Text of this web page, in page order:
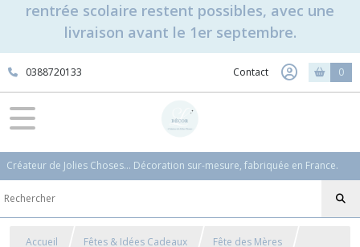
rentrée scolaire restent possibles, avec une
livraison avant le 1er septembre.
0388720133 Contact 0
Créateur de Jolies Choses... Décoration sur-mesure, fabriquée en France.
Accueil Fêtes & Idées Cadeaux Fête des Mères